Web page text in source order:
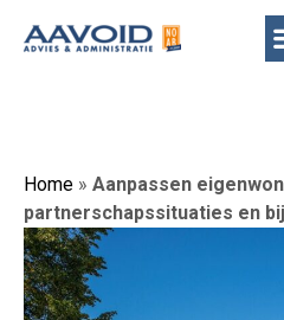
Home » Aanpassen
partnerschapssituaties en